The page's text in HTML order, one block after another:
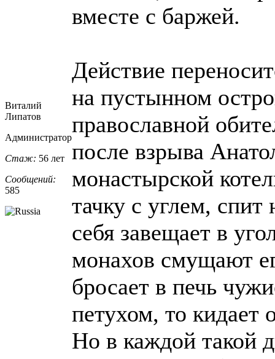
Виталий
Липатов
Администратор
Стаж: 56 лет
Сообщений:
585
вместе с баржей.
Действие
на пустынном
православной
после взрыва
монастырской
тачку с углем, спит
себя завещает в
монахов смущают
бросает в печь
петухом, то кидает
Но в каждой такой